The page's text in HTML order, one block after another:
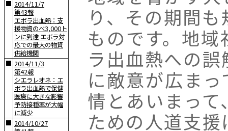
■ 2014/11/7
第43報
エボラ出血熱：支
援物資のべ3,000ト
ンに到達 エボラ対
応での最大の物資
供給機関
■ 2014/11/3
第42報
シエラレオネ：エ
ボラ出血熱で保健
医療に大きな影響
予防接種率が大幅
に減少
■ 2014/10/27
り、その期間
ものです。地
ラ出血熱への
に敵意が広ま
情とあいまっ
ための人道支